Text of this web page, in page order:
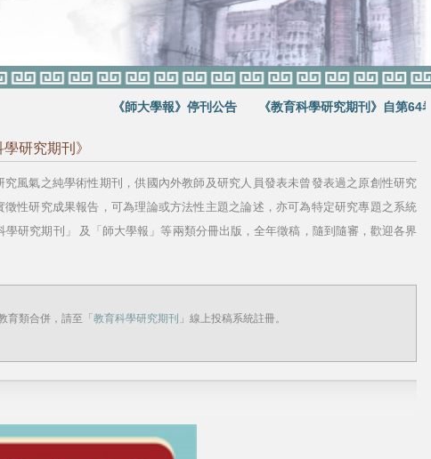
《師大學報》停刊公告 《教育科學研究期刊》自第64卷第1期
研究期刊》
究風氣之純學術性期刊，供國內外教師及研究人員發表未曾發表過之原創性研究
性研究成果報告，可為理論或方法性主題之論述，亦可為特定研究專題之系統
研究期刊」 及「師大學報」等兩類分冊出版，全年徵稿，隨到隨審，歡迎各界
育類合併，請至「 教育科學研究期刊 」線上投稿系統註冊。